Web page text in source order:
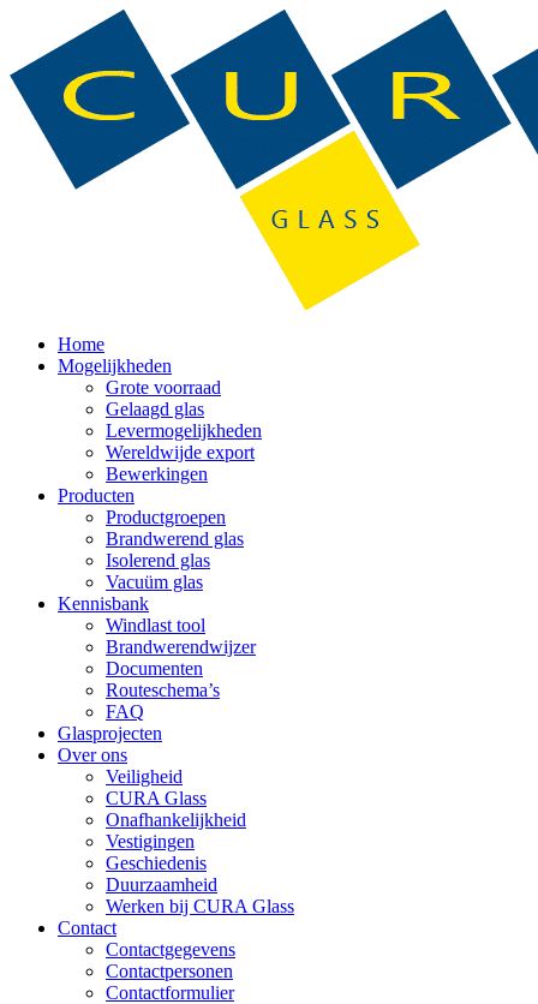
Home
Mogelijkheden
Grote voorraad
Gelaagd glas
Levermogelijkheden
Wereldwijde export
Bewerkingen
Producten
Productgroepen
Brandwerend glas
Isolerend glas
Vacuüm glas
Kennisbank
Windlast tool
Brandwerendwijzer
Documenten
Routeschema’s
FAQ
Glasprojecten
Over ons
Veiligheid
CURA Glass
Onafhankelijkheid
Vestigingen
Geschiedenis
Duurzaamheid
Werken bij CURA Glass
Contact
Contactgegevens
Contactpersonen
Contactformulier